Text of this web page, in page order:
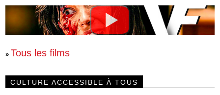
» Tous les films
CULTURE ACCESSIBLE À TOUS